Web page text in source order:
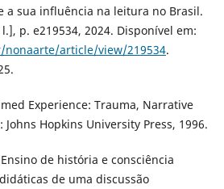
a sua influência na leitura no Brasil.
l.], p. e219534, 2024. Disponível em:
article/view/219534.
Experience: Trauma, Narrative
Hopkins University Press, 1996.
de história e consciência
de uma discussão